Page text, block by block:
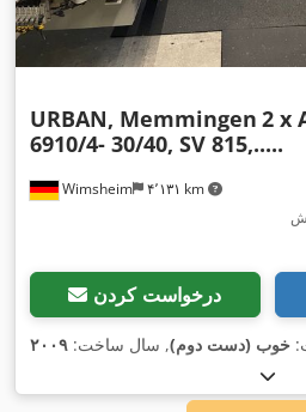
Wimsheim ۴٬۱۳۱ km
URBAN, Memmingen 2 x
6910/4- 30/40, SV 815,.....
درخواست کردن
خوب (دست دوم), سال ساخت: ۲۰۰۹